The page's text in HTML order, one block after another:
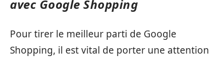
avec Google Shopping
Pour tirer le meilleur parti de Google
Shopping, il est vital de porter une attention